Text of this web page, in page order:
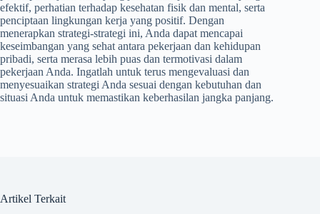
efektif, perhatian terhadap kesehatan fisik dan mental, serta
penciptaan lingkungan kerja yang positif. Dengan
menerapkan strategi-strategi ini, Anda dapat mencapai
keseimbangan yang sehat antara pekerjaan dan kehidupan
pribadi, serta merasa lebih puas dan termotivasi dalam
pekerjaan Anda. Ingatlah untuk terus mengevaluasi dan
menyesuaikan strategi Anda sesuai dengan kebutuhan dan
situasi Anda untuk memastikan keberhasilan jangka panjang.
Artikel Terkait